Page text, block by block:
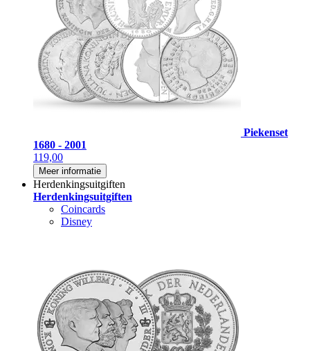
Piekenset
1680 - 2001
119,00
Meer informatie
Herdenkingsuitgiften
Herdenkingsuitgiften
Coincards
Disney